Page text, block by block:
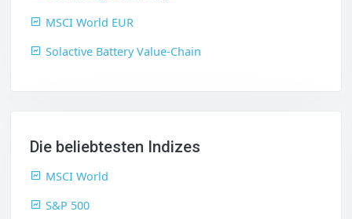
MSCI World EUR
Solactive Battery Value-Chain
Die beliebtesten Indizes
MSCI World
S&P 500